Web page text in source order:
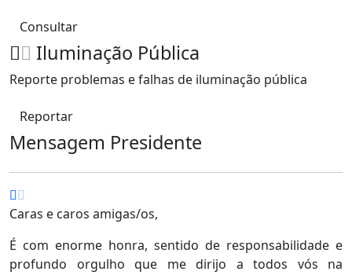
Consultar
Iluminação Pública
Reporte problemas e falhas de iluminação pública
Reportar
Mensagem Presidente
Caras e caros amigas/os,
É com enorme honra, sentido de responsabilidade e
profundo orgulho que me dirijo a todos vós na